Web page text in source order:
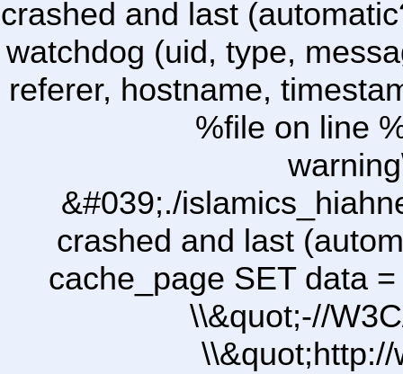
crashed and last
watchdog (uid, type,
referer, hostname,
%file on line
&#039;./
crashed and last
cache_page SET data
\\&quot;-//